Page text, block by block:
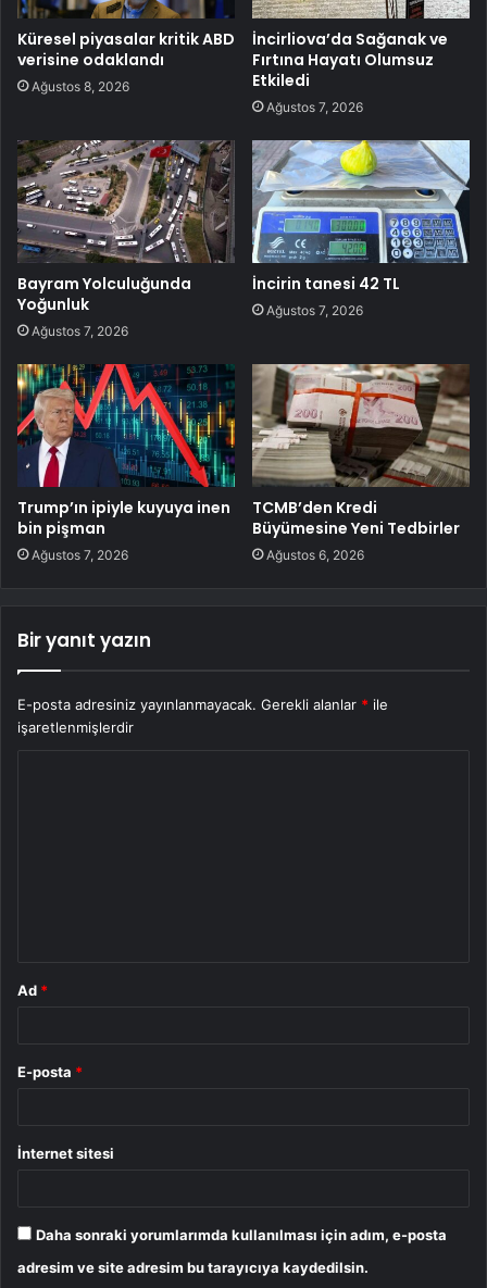
Küresel piyasalar kritik ABD
verisine odaklandı
Ağustos 8, 2026
İncirliova’da Sağanak ve
Fırtına Hayatı Olumsuz
Etkiledi
Ağustos 7, 2026
Bayram Yolculuğunda
Yoğunluk
Ağustos 7, 2026
İncirin tanesi 42 TL
Ağustos 7, 2026
Trump’ın ipiyle kuyuya inen
bin pişman
Ağustos 7, 2026
TCMB’den Kredi
Büyümesine Yeni Tedbirler
Ağustos 6, 2026
Bir yanıt yazın
E-posta adresiniz yayınlanmayacak. Gerekli alanlar * ile
işaretlenmişlerdir
Ad *
E-posta *
İnternet sitesi
Daha sonraki yorumlarımda kullanılması için adım, e-posta
adresim ve site adresim bu tarayıcıya kaydedilsin.